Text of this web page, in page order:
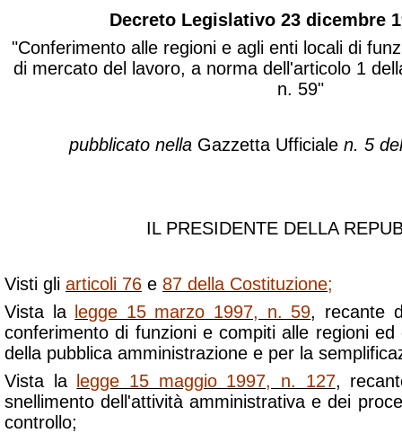
Decreto Legislativo 23 dicembre
"Conferimento alle regioni e agli enti locali di
di mercato del lavoro, a norma dell'articolo 1
n. 59"
pubblicato nella Gazzetta Ufficialen. 5
IL PRESIDENTE DELLA
Visti gli articoli 76 e 87 della Costituzione;
Vista la legge 15 marzo 1997, n. 59, recante
conferimento di funzioni e compiti alle regioni
della pubblica amministrazione e per la
Vista la
legge 15 maggio 1997, n. 127,
snellimento dell'attività amministrativa e dei
controllo;